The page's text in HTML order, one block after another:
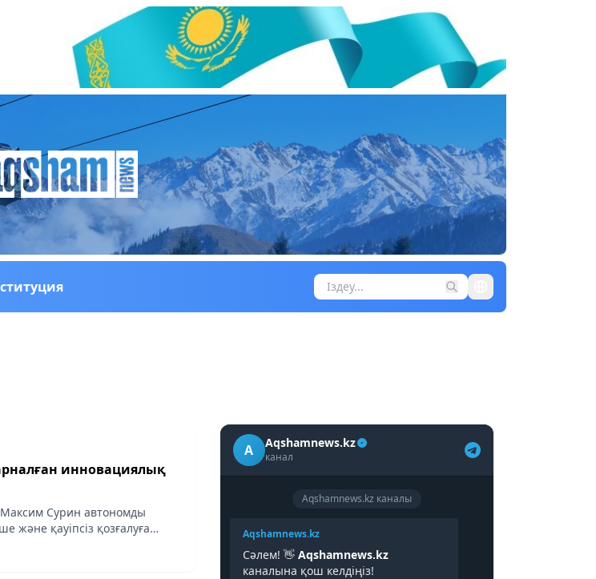
инновациялық
Сурин автономды
және қауіпсіз қозғалуға
өмірі айтарлықтай
A Aqshamnews.kz
канал
Aqshamnews.kz каналы
Aqshamnews.kz
Сәлем! 👋 Aqshamnews.kz
каналына қош келдіңіз!